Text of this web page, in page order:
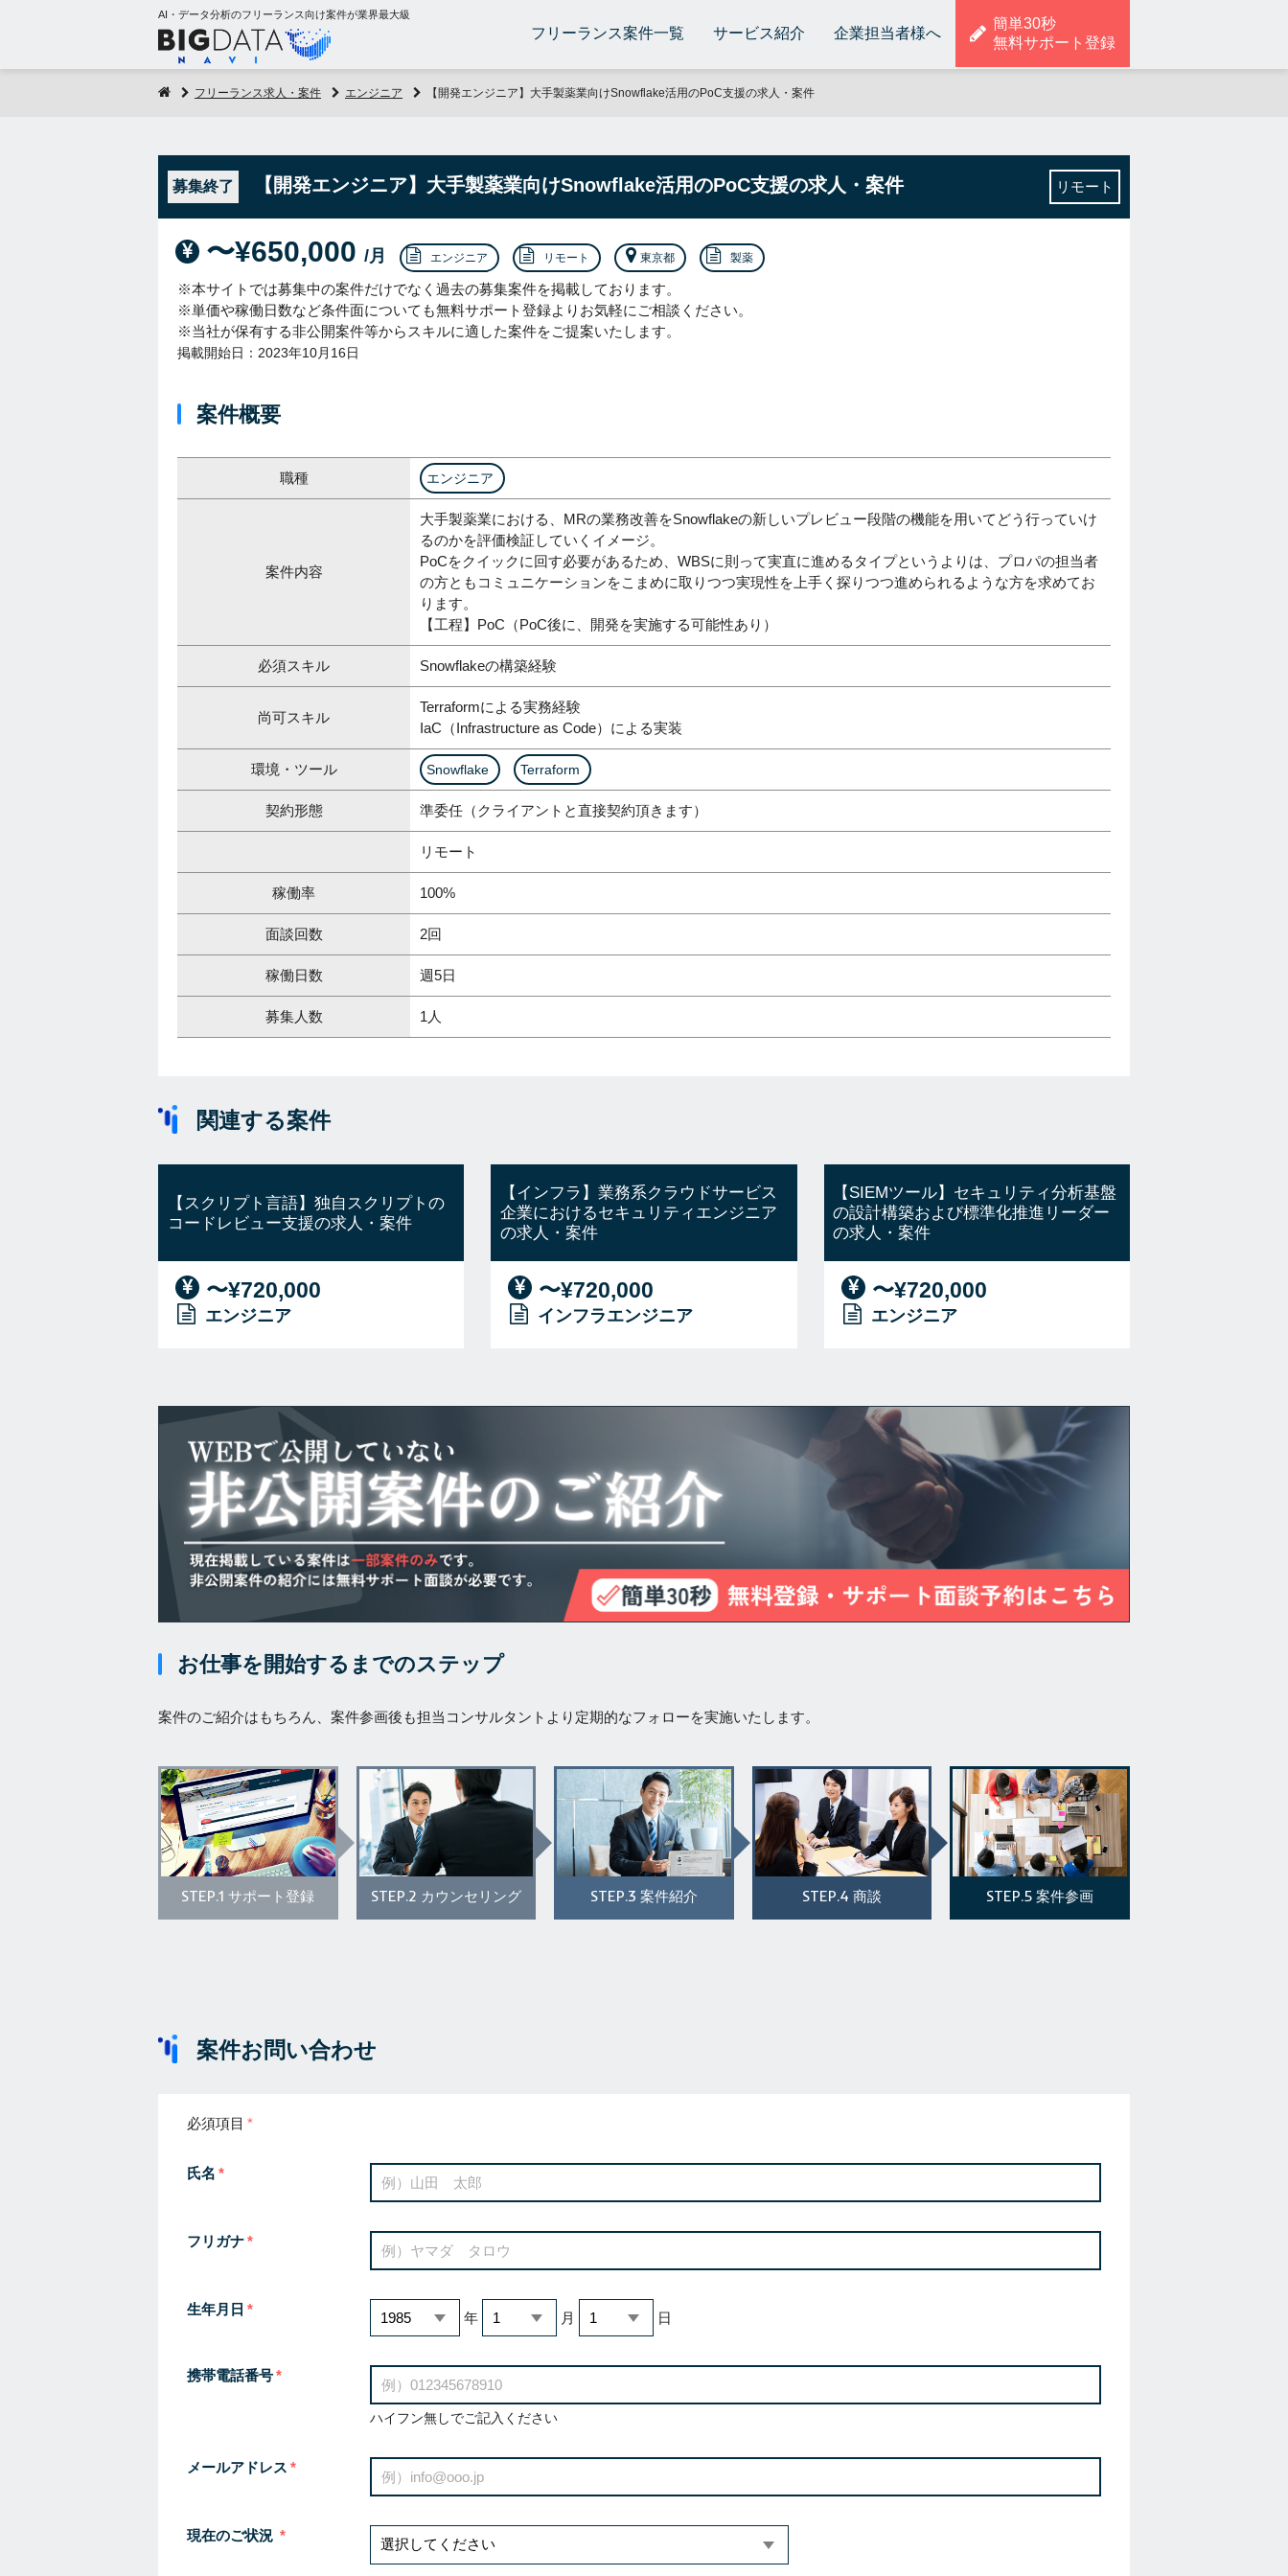
AI・データ分析のフリーランス向け案件が業界最大級
フリーランス案件一覧 サービス紹介 企業担当者様へ
簡単30秒
無料サポート登録
フリーランス求人・案件 エンジニア 【開発エンジニア】大手製薬業向けSnowflake活用のPoC支援の求人・案件
募集終了 【開発エンジニア】大手製薬業向けSnowflake活用のPoC支援の求人・案件 リモート
〜¥650,000 /月 エンジニア リモート 東京都 製薬
※本サイトでは募集中の案件だけでなく過去の募集案件を掲載しております。
※単価や稼働日数など条件面についても無料サポート登録よりお気軽にご相談ください。
※当社が保有する非公開案件等からスキルに適した案件をご提案いたします。
掲載開始日：2023年10月16日
案件概要
職種 エンジニア
案件内容
大手製薬業における、MRの業務改善をSnowflakeの新しいプレビュー段階の機能を用いてどう行っていけ
るのかを評価検証していくイメージ。
PoCをクイックに回す必要があるため、WBSに則って実直に進めるタイプというよりは、プロパの担当者
の方ともコミュニケーションをこまめに取りつつ実現性を上手く探りつつ進められるような方を求めてお
ります。
【工程】PoC（PoC後に、開発を実施する可能性あり）
必須スキル Snowflakeの構築経験
尚可スキル
Terraformによる実務経験
IaC（Infrastructure as Code）による実装
環境・ツール Snowflake Terraform
契約形態 準委任（クライアントと直接契約頂きます）
リモート
稼働率 100%
面談回数 2回
稼働日数 週5日
募集人数 1人
関連する案件
【スクリプト言語】独自スクリプトの
コードレビュー支援の求人・案件
〜¥720,000
エンジニア
【インフラ】業務系クラウドサービス
企業におけるセキュリティエンジニア
の求人・案件
〜¥720,000
インフラエンジニア
【SIEMツール】セキュリティ分析基盤
の設計構築および標準化推進リーダー
の求人・案件
〜¥720,000
エンジニア
お仕事を開始するまでのステップ
案件のご紹介はもちろん、案件参画後も担当コンサルタントより定期的なフォローを実施いたします。
STEP.1 サポート登録 STEP.2 カウンセリング STEP.3 案件紹介 STEP.4 商談 STEP.5 案件参画
案件お問い合わせ
必須項目
氏名
フリガナ
生年月日
年 月 日
携帯電話番号
ハイフン無しでご記入ください
メールアドレス
現在のご状況